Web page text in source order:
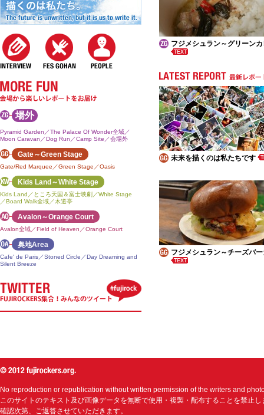
フジメシュラン～グリーン
未来を描くのは私たちです
フジメシュラン～チーズバ
場外
Pyramid Garden／The Palace Of Wonder全域／
Moon Caravan／Dog Run／Camp Site／会場外
Gate～Green Stage
Gate/Red Marquee／Green Stage／Oasis
Kids Land～White Stage
Kids Land／ところ天国＆富士映劇／White Stage
／Board Walk全域／木道亭
Avalon～Orange Court
Avalon全域／Field of Heaven／Orange Court
奥地Area
Cafe' de Paris／Stoned Circle／Day Dreaming and
Silent Breeze
No reproduction or republication without written permission of the writers and
このサイトのテキスト及び画像データを無断で使用・複製・配布することを禁止
確認次第、ご返答させていただきます。